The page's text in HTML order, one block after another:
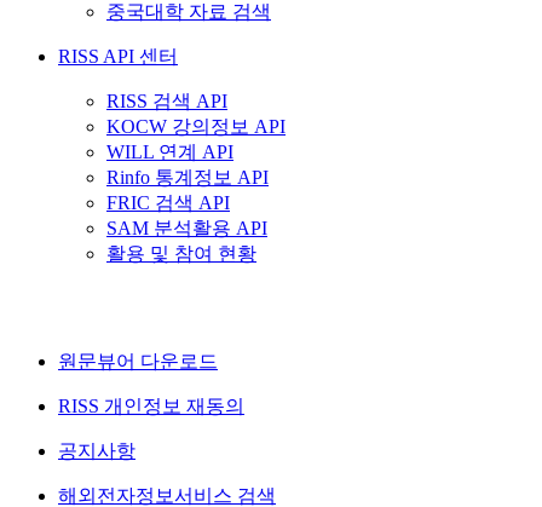
중국대학 자료 검색
RISS API 센터
RISS 검색 API
KOCW 강의정보 API
WILL 연계 API
Rinfo 통계정보 API
FRIC 검색 API
SAM 분석활용 API
활용 및 참여 현황
원문뷰어 다운로드
RISS 개인정보 재동의
공지사항
해외전자정보서비스 검색